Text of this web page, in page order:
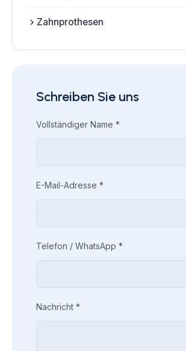
Zahnprothesen
Schreiben Sie uns
Vollständiger Name *
E-Mail-Adresse *
Telefon / WhatsApp *
Nachricht *